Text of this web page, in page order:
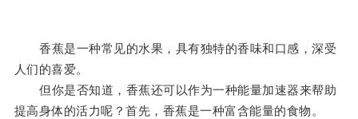
香蕉是一种常见的水果，具有独特的香味和口感，深受
人们的喜爱。
但你是否知道，香蕉还可以作为一种能量加速器来帮助
提高身体的活力呢？首先，香蕉是一种富含能量的食物。